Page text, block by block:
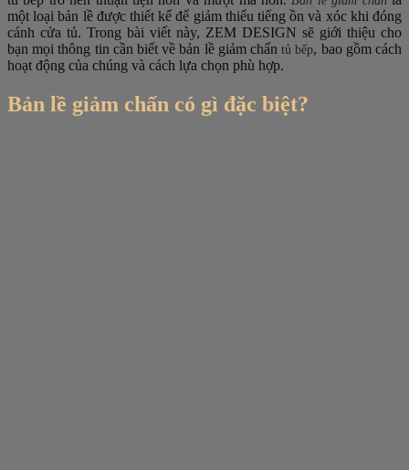
một loại bản lề được thiết kế để giảm thiểu tiếng ồn và xóc khi đóng
cánh cửa tủ. Trong bài viết này, ZEM DESIGN sẽ giới thiệu cho
bạn mọi thông tin cần biết về bản lề giảm chấntủ bếp, bao gồm cách
hoạt động của chúng và cách lựa chọn phù hợp.
Bản lề giảm chấn có gì đặc biệt?